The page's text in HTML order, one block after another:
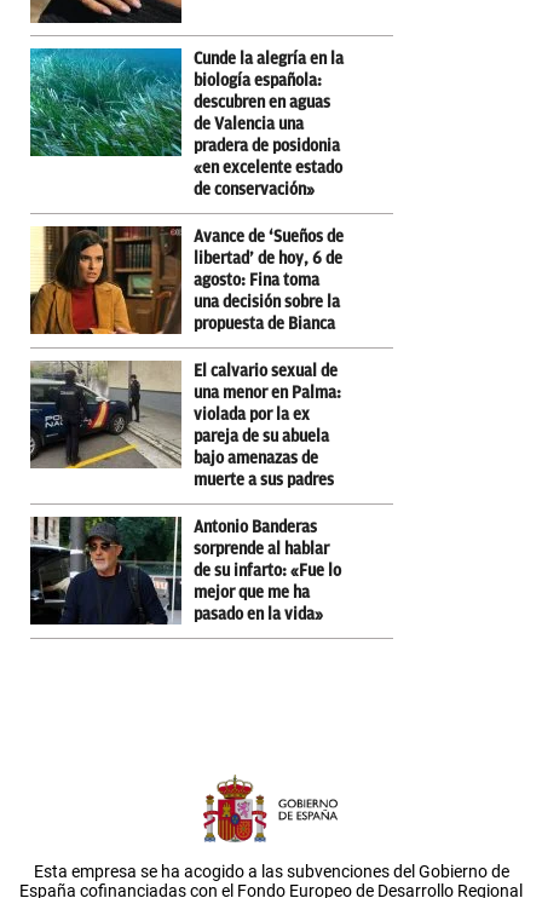
Cunde la alegría en la
biología española:
descubren en aguas
de Valencia una
pradera de posidonia
«en excelente estado
de conservación»
Avance de ‘Sueños de
libertad’ de hoy, 6 de
agosto: Fina toma
una decisión sobre la
propuesta de Bianca
El calvario sexual de
una menor en Palma:
violada por la ex
pareja de su abuela
bajo amenazas de
muerte a sus padres
Antonio Banderas
sorprende al hablar
de su infarto: «Fue lo
mejor que me ha
pasado en la vida»
Esta empresa se ha acogido a las subvenciones del Gobierno de
España cofinanciadas con el Fondo Europeo de Desarrollo Regional